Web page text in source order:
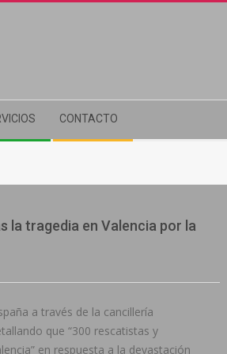
CONTACTO
la tragedia en Valencia por la
a través de la cancillería
que “300 rescatistas y
en respuesta a la devastación